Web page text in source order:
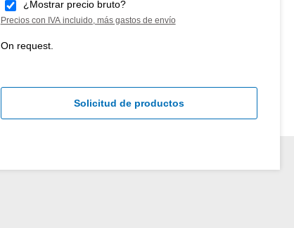
¿Mostrar precio bruto?
Precios con IVA incluido, más gastos de envío
On request.
Solicitud de productos